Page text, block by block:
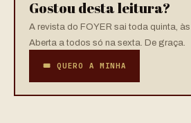
Gostou desta leitura?
A revista do FOYER sai toda quinta,
Aberta a todos só na sexta. De graça.
🎟 QUERO A MINHA